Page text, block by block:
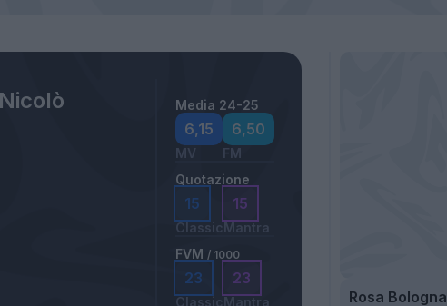
Media 24-25
6,15
MV
6,50
FM
Quotazione
15
Classic
15
Mantra
FVM / 1000
23
Classic
23
Mantra Rosa Bologna